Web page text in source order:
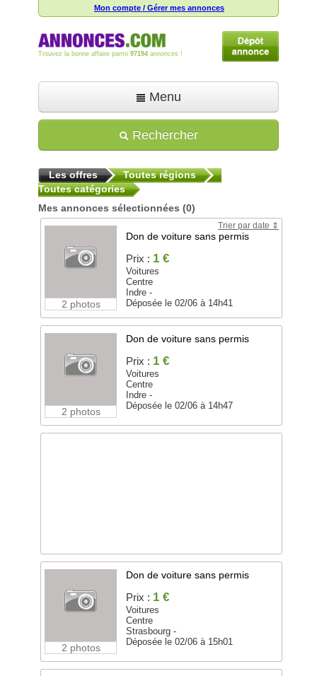
Mon compte / Gérer mes annonces
Trouvez la bonne affaire parmi 97194 annonces !
Menu
Déposer une annonce
Toutes les annonces
Mon compte
Rechercher
Les offres
Toutes régions
Toutes catégories
Mes annonces sélectionnées (0)
Trier par date
2 photos
Don de voiture sans permis
Prix : 1 €
Voitures
Centre
Indre -
Déposée le 02/06 à 14h41
2 photos
Don de voiture sans permis
Prix : 1 €
Voitures
Centre
Indre -
Déposée le 02/06 à 14h47
2 photos
Don de voiture sans permis
Prix : 1 €
Voitures
Centre
Strasbourg -
Déposée le 02/06 à 15h01